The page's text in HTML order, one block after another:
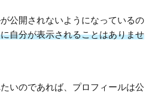
公開されないようになっているの
自分が表示されることはありませ
いのであれば、プロフィールは公